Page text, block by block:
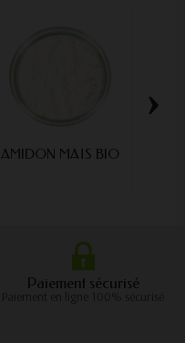
AMIDON MAÏS BIO
›
Paiement sécurisé